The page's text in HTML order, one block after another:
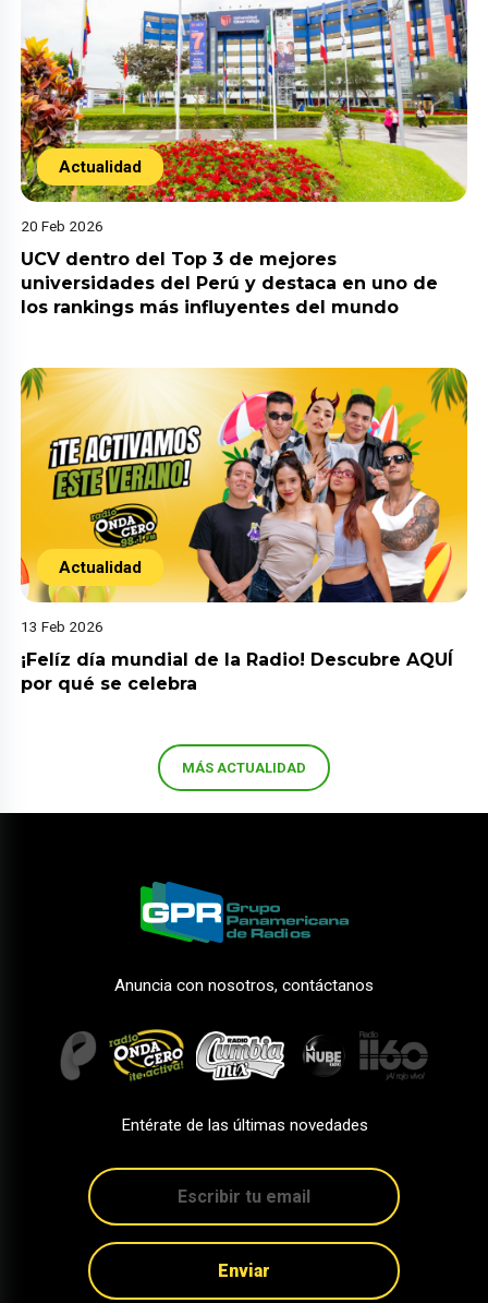
Actualidad
20 Feb 2026
UCV dentro del Top 3 de mejores
universidades del Perú y destaca en uno de
los rankings más influyentes del mundo
Actualidad
13 Feb 2026
¡Felíz día mundial de la Radio! Descubre AQUÍ
por qué se celebra
MÁS ACTUALIDAD
Anuncia con nosotros, contáctanos
Entérate de las últimas novedades
Enviar